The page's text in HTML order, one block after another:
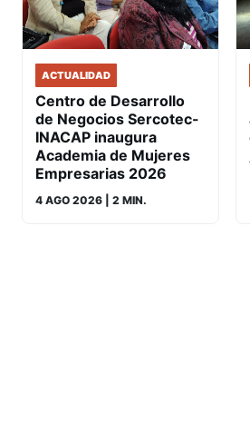
ACTUALIDAD
Centro de Desarrollo
de Negocios Sercotec-
INACAP inaugura
Academia de Mujeres
Empresarias 2026
4 AGO 2026 | 2 MIN.